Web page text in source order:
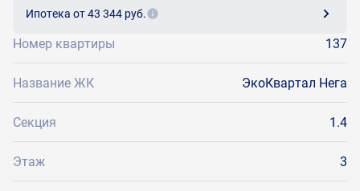
Ипотека от 43 344 руб.
Номер квартиры 137
Название ЖК ЭкоКвартал Нега
Секция 1.4
Этаж 3